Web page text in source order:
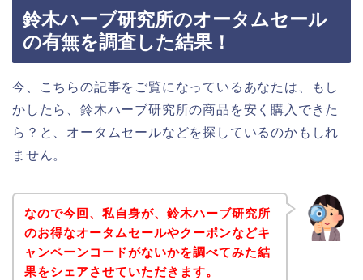
鈴木ハーブ研究所のオータムセール
の有無を調査した結果！
今、こちらの記事をご覧になっているあなたは、もし
かしたら、鈴木ハーブ研究所の商品を安く購入できた
ら？と、オータムセールなどを探しているのかもしれ
ません。
なので今回、私自身が、鈴木ハーブ研究所
のお得なオータムセールやクーポンなどキ
ャンペーンコードがないかを調べてみた結
果をシェアさせていただきます。